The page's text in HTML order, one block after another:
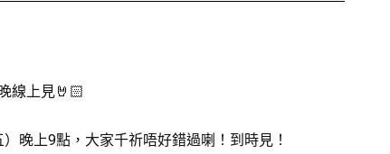
線上見🤘🏻
晚上9點，大家千祈唔好錯過喇！到時見！